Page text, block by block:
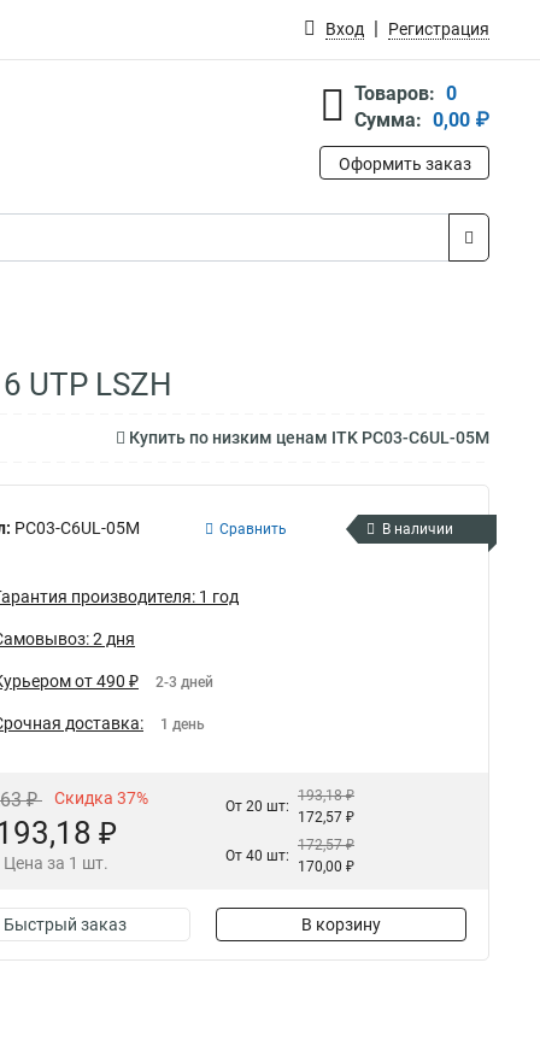
Вход Регистрация
Товаров: 0
Сумма: 0,00 ₽
Оформить заказ
UTP LSZH
Купить по низким ценам ITK PC03-C6UL-05M
PC03-C6UL-05M Сравнить В наличии
производителя: 1 год
2 дня
от 490 ₽ 2-3 дней
доставка: 1 день
₽ Скидка 37%
₽
Цена за 1 шт.
От 20 шт:
193,18 ₽
172,57 ₽
От 40 шт:
172,57 ₽
170,00 ₽
Быстрый заказ В корзину